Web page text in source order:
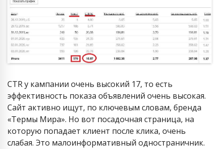
CTR у кампании очень высокий 17, то есть
эффективность показа объявлений очень высокая.
Сайт активно ищут, по ключевым словам, бренда
«Термы Мира». Но вот посадочная страница, на
которую попадает клиент после клика, очень
слабая. Это малоинформативный одностраничник.